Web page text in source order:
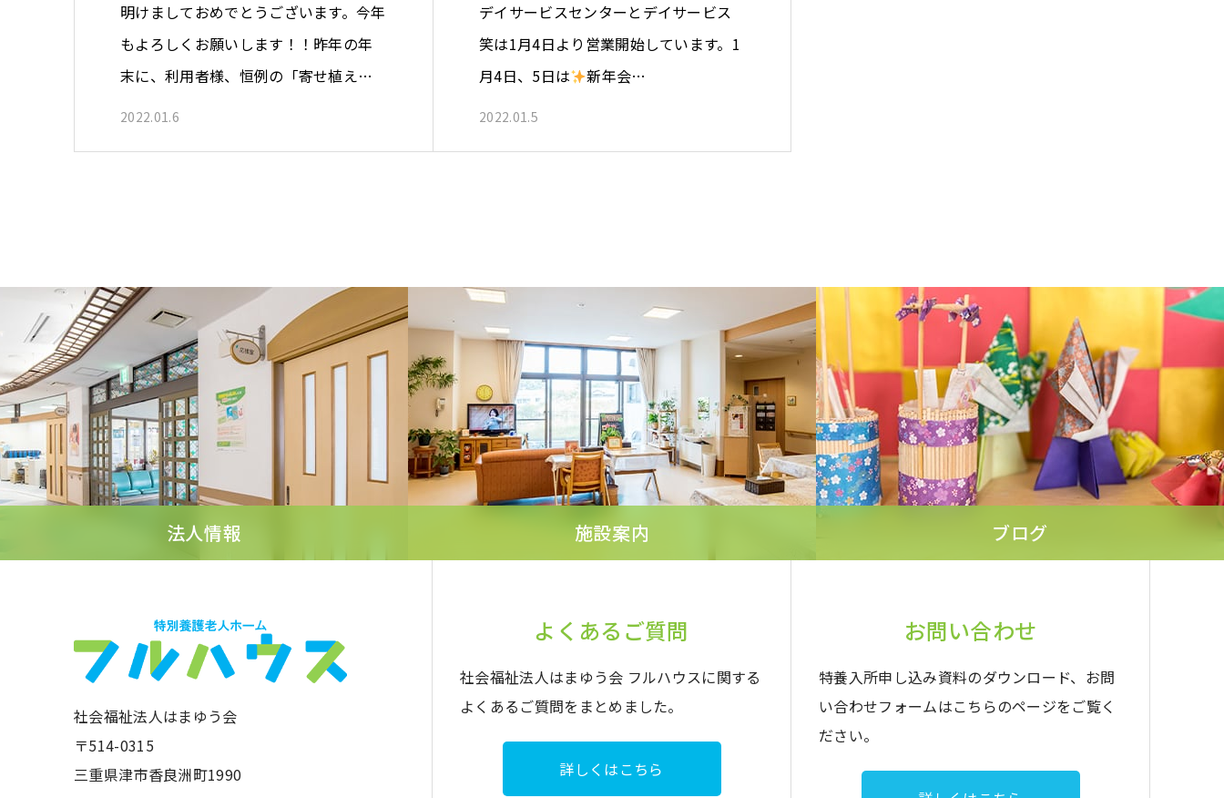
明けましておめでとうございます。今年
もよろしくお願いします！！昨年の年
末に、利用者様、恒例の「寄せ植え…
2022.01.6
デイサービスセンターとデイサービス
笑は1月4日より営業開始しています。1
月4日、5日は
新年会…
2022.01.5
法人情報 施設案内 ブログ
社会福祉法人はまゆう会
〒514-0315
三重県津市香良洲町1990
よくあるご質問
社会福祉法人はまゆう会 フルハウスに関する
よくあるご質問をまとめました。
詳しくはこちら
お問い合わせ
特養入所申し込み資料のダウンロード、お問
い合わせフォームはこちらのページをご覧く
ださい。